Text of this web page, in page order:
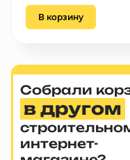
В корзину
Собрали
в другом
интернет-